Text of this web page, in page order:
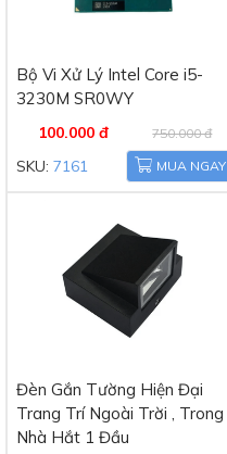
Bộ Vi Xử Lý Intel Core i5-
3230M SR0WY
100.000 đ 750.000 đ
SKU: 7161 MUA NGAY
Đèn Gắn Tường Hiện Đại
Trang Trí Ngoài Trời , Trong
Nhà Hắt 1 Đầu